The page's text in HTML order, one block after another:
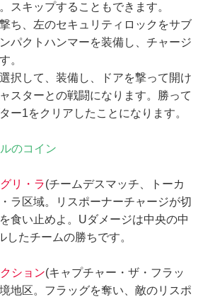
スキップすることもできます。
ち、左のセキュリティロックをサブ
パクトハンマーを装備し、チャージ
。
択して、装備し、ドアを撃って開け
スターとの戦闘になります。勝って
ー1をクリアしたことになります。
のコイン
リ・ラ(チームデスマッチ、トーカ
ラ区域。リスポーナーチャージが切
食い止めよ。Uダメージは中央の中
したチームの勝ちです。
ション(キャプチャー・ザ・フラッ
地区。フラッグを奪い、敵のリスポ